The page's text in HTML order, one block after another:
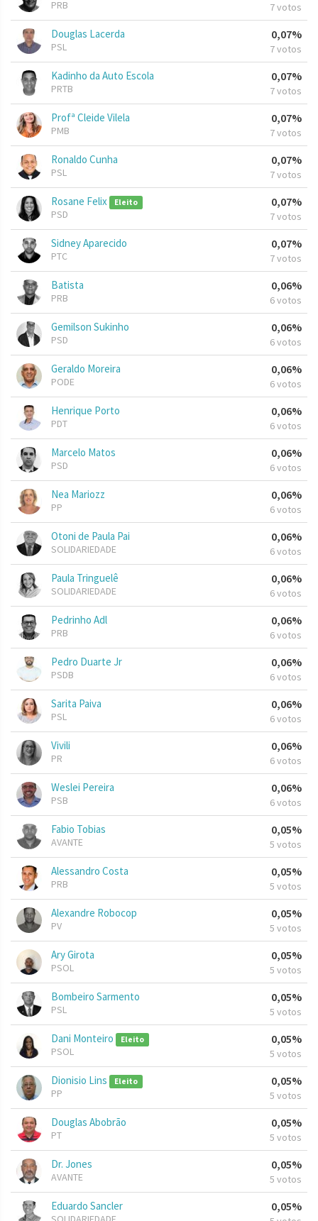
PRB 7 votos
Douglas Lacerda
PSL
0,07%
7 votos
Kadinho da Auto Escola
PRTB
0,07%
7 votos
Profª Cleide Vilela
PMB
0,07%
7 votos
Ronaldo Cunha
PSL
0,07%
7 votos
Rosane Felix Eleito
PSD
0,07%
7 votos
Sidney Aparecido
PTC
0,07%
7 votos
Batista
PRB
0,06%
6 votos
Gemilson Sukinho
PSD
0,06%
6 votos
Geraldo Moreira
PODE
0,06%
6 votos
Henrique Porto
PDT
0,06%
6 votos
Marcelo Matos
PSD
0,06%
6 votos
Nea Mariozz
PP
0,06%
6 votos
Otoni de Paula Pai
SOLIDARIEDADE
0,06%
6 votos
Paula Tringuelê
SOLIDARIEDADE
0,06%
6 votos
Pedrinho Adl
PRB
0,06%
6 votos
Pedro Duarte Jr
PSDB
0,06%
6 votos
Sarita Paiva
PSL
0,06%
6 votos
Vivili
PR
0,06%
6 votos
Weslei Pereira
PSB
0,06%
6 votos
Fabio Tobias
AVANTE
0,05%
5 votos
Alessandro Costa
PRB
0,05%
5 votos
Alexandre Robocop
PV
0,05%
5 votos
Ary Girota
PSOL
0,05%
5 votos
Bombeiro Sarmento
PSL
0,05%
5 votos
Dani Monteiro Eleito
PSOL
0,05%
5 votos
Dionisio Lins Eleito
PP
0,05%
5 votos
Douglas Abobrão
PT
0,05%
5 votos
Dr. Jones
AVANTE
0,05%
5 votos
Eduardo Sancler 0,05%